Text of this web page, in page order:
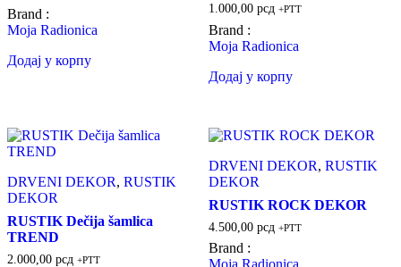
Brand :
Moja Radionica
Додај у корпу
1.000,00 рсд +PTT
Brand :
Moja Radionica
Додај у корпу
DRVENI DEKOR, RUSTIK
DEKOR
RUSTIK Dečija šamlica
TREND
2.000,00 рсд +PTT
DRVENI DEKOR, RUSTIK
DEKOR
RUSTIK ROCK DEKOR
4.500,00 рсд +PTT
Brand :